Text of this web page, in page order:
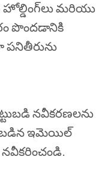
హోల్డింగ్‌లు మరియు
పొందడానికి
నవీకరణలను
ఇమెయిల్